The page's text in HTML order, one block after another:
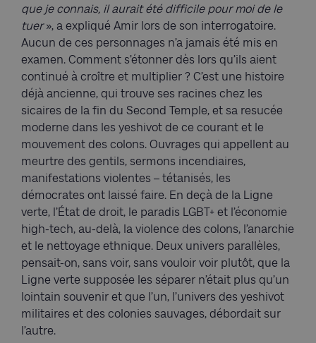
que je connais, il aurait été difficile pour moi de le
tuer», a expliqué Amir lors de son interrogatoire.
Aucun de ces personnages n’a jamais été mis en
examen. Comment s’étonner dès lors qu’ils aient
continué à croître et multiplier ? C’est une histoire
déjà ancienne, qui trouve ses racines chez les
sicaires de la fin du Second Temple, et sa resucée
moderne dans les yeshivot de ce courant et le
mouvement des colons. Ouvrages qui appellent au
meurtre des gentils, sermons incendiaires,
manifestations violentes – tétanisés, les
démocrates ont laissé faire. En deçà de la Ligne
verte, l’État de droit, le paradis LGBT+ et l’économie
high-tech, au-delà, la violence des colons, l’anarchie
et le nettoyage ethnique. Deux univers parallèles,
pensait-on, sans voir, sans vouloir voir plutôt, que la
Ligne verte supposée les séparer n’était plus qu’un
lointain souvenir et que l’un, l’univers des yeshivot
militaires et des colonies sauvages, débordait sur
l’autre.